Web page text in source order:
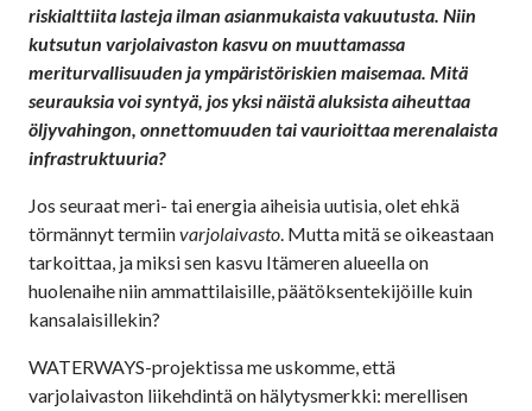
riskialttiita lasteja ilman asianmukaista vakuutusta. Niin
kutsutun varjolaivaston kasvu on muuttamassa
meriturvallisuuden ja ympäristöriskien maisemaa. Mitä
seurauksia voi syntyä, jos yksi näistä aluksista aiheuttaa
öljyvahingon, onnettomuuden tai vaurioittaa merenalaista
infrastruktuuria?
Jos seuraat meri- tai energia aiheisia uutisia, olet ehkä
törmännyt termiinvarjolaivasto. Mutta mitä se oikeastaan
tarkoittaa, ja miksi sen kasvu Itämeren alueella on
huolenaihe niin ammattilaisille, päätöksentekijöille kuin
kansalaisillekin?
WATERWAYS-projektissa me uskomme, että
varjolaivaston liikehdintä on hälytysmerkki: merellisen